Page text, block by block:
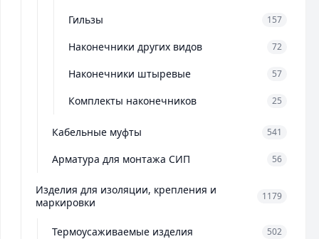
Гильзы 157
Наконечники других видов 72
Наконечники штыревые 57
Комплекты наконечников 25
Кабельные муфты 541
Арматура для монтажа СИП 56
Изделия для изоляции, крепления и
маркировки
1179
Термоусаживаемые изделия 502